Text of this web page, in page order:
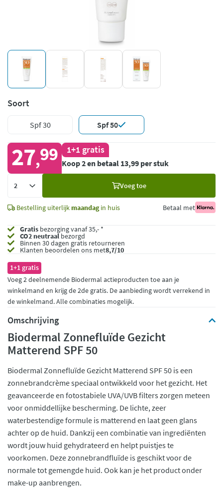
Soort
Spf 30 Spf 50
27,99 1+1 gratis
Koop 2 en betaal 13,99 per stuk
Voeg toe
Bestelling uiterlijk maandagin huis Betaal met
Gratis bezorging vanaf 35,- *
CO2 neutraalbezorgd
Binnen 30 dagen gratis retourneren
Klanten beoordelen ons met8,7/10
1+1 gratis
Voeg 2 deelnemende Biodermal actieproducten toe aan je
winkelmand en krijg de 2de gratis. De aanbieding wordt verrekend in
de winkelmand. Alle combinaties mogelijk.
Omschrijving
Biodermal Zonnefluïde Gezicht
Matterend SPF 50
Biodermal Zonnefluïde Gezicht Matterend SPF 50 is een
zonnebrandcrème speciaal ontwikkeld voor het gezicht. Het
geavanceerde en fotostabiele UVA/UVB filters zorgen meteen
voor onmiddellijke bescherming. De lichte, zeer
waterbestendige formule is matterend en laat geen glans
achter op de huid. Dankzij een combinatie van ingrediënten
wordt jouw huid gehydrateerd en helpt puistjes te
voorkomen. Deze zonnebrandfluïde is geschikt voor de
normale tot gemengde huid. Ook kan je het product onder
make-up aanbrengen.